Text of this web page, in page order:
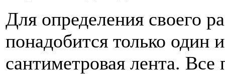
Для определения своего
понадобится только один
сантиметровая лента. Все